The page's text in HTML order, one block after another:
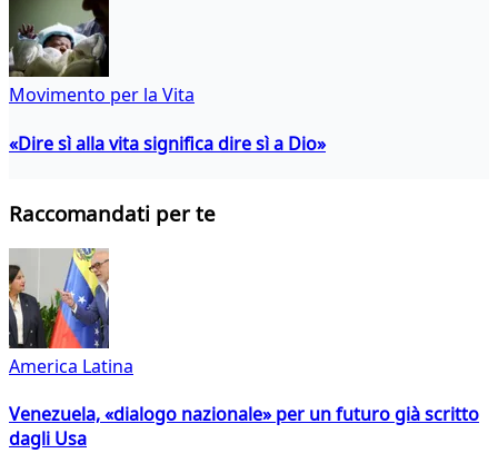
Movimento per la Vita
«Dire sì alla vita significa dire sì a Dio»
Raccomandati per te
America Latina
Venezuela, «dialogo nazionale» per un futuro già scritto
dagli Usa